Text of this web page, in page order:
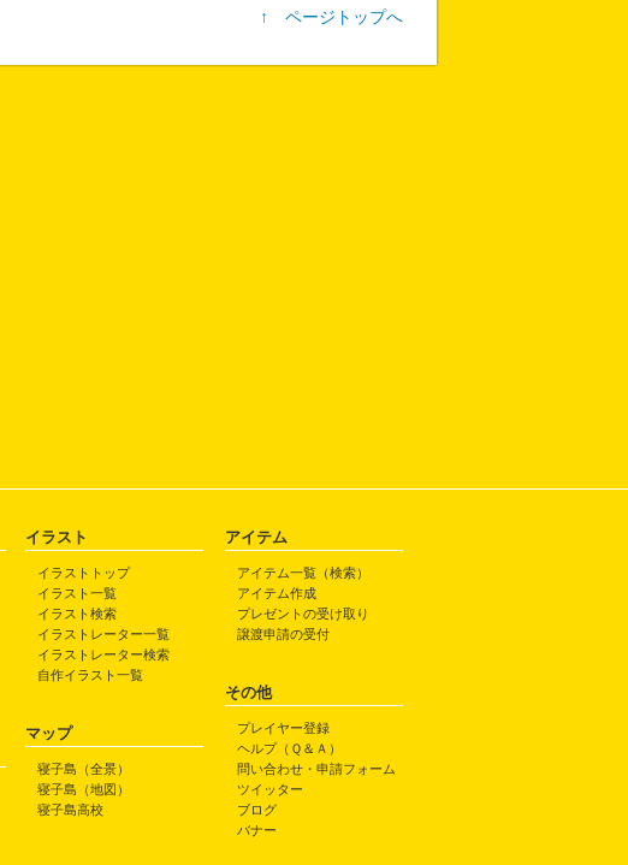
↑ ページトップへ
イラスト
イラストトップ
イラスト一覧
イラスト検索
イラストレーター一覧
イラストレーター検索
自作イラスト一覧
マップ
寝子島（全景）
寝子島（地図）
寝子島高校
アイテム
アイテム一覧（検索）
アイテム作成
プレゼントの受け取り
譲渡申請の受付
その他
プレイヤー登録
ヘルプ（Ｑ＆Ａ）
問い合わせ・申請フォーム
ツイッター
ブログ
バナー